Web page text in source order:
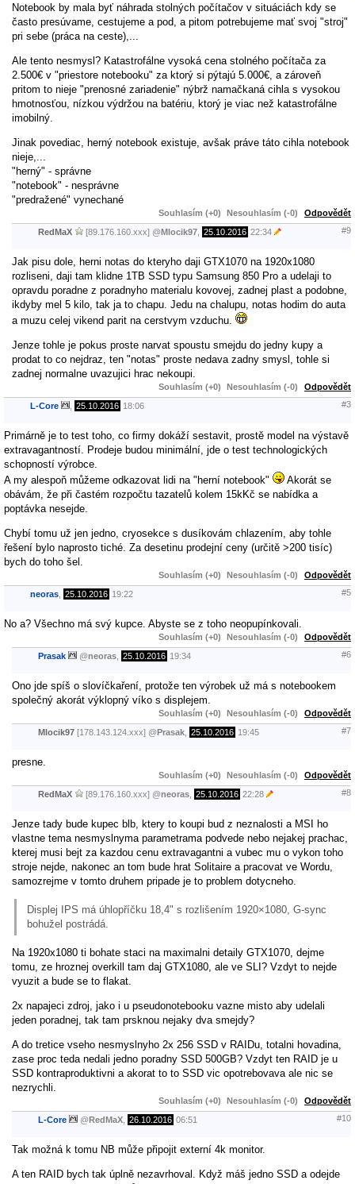
Notebook by mala byť náhrada stolných počítačov v situáciách kdy se
často presúvame, cestujeme a pod, a pitom potrebujeme mať svoj "stroj"
pri sebe (práca na ceste),...
Ale tento nesmysl? Katastrofálne vysoká cena stolného počítača za
2.500€ v "priestore notebooku" za ktorý si pýtajú 5.000€, a zároveň
pritom to nieje "prenosné zariadenie" nýbrž namačkaná cihla s vysokou
hmotnosťou, nízkou výdržou na batériu, ktorý je viac než katastrofálne
imobilný.
Jinak povediac, herný notebook existuje, avšak práve táto cihla notebook
nieje,...
"herný" - správne
"notebook" - nesprávne
"predražené" vynechané
Souhlasím (+0) Nesouhlasím (-0) Odpovědět
RedMaX [89.176.160.xxx] @Mlocik97 25.10.2016 22:34 #9
Jak pisu dole, herni notas do kteryho daji GTX1070 na 1920x1080
rozliseni, daji tam klidne 1TB SSD typu Samsung 850 Pro a udelaji to
opravdu poradne z poradnyho materialu kovovej, zadnej plast a podobne,
ikdyby mel 5 kilo, tak ja to chapu. Jedu na chalupu, notas hodim do auta
a muzu celej vikend parit na cerstvym vzduchu.
Jenze tohle je pokus proste narvat spoustu smejdu do jedny kupy a
prodat to co nejdraz, ten "notas" proste nedava zadny smysl, tohle si
zadnej normalne uvazujici hrac nekoupi.
Souhlasím (+0) Nesouhlasím (-0) Odpovědět
L-Core 25.10.2016 18:06 #3
Primárně je to test toho, co firmy dokáží sestavit, prostě model na výstavě
extravagantností. Prodeje budou minimální, jde o test technologických
schopností výrobce.
A my alespoň můžeme odkazovat lidi na "herní notebook"
Akorát se
obávám, že při častém rozpočtu tazatelů kolem 15kKč se nabídka a
poptávka nesejde.
Chybí tomu už jen jedno, cryosekce s dusíkovám chlazením, aby tohle
řešení bylo naprosto tiché. Za desetinu prodejní ceny (určitě >200 tisíc)
bych do toho šel.
Souhlasím (+0) Nesouhlasím (-0) Odpovědět
neoras 25.10.2016 19:22 #5
No a? Všechno má svý kupce. Abyste se z toho neopupínkovali.
Souhlasím (+0) Nesouhlasím (-0) Odpovědět
Prasak @neoras 25.10.2016 19:34 #6
Ono jde spíš o slovíčkaření, protože ten výrobek už má s notebookem
společný akorát výklopný víko s displejem.
Souhlasím (+0) Nesouhlasím (-0) Odpovědět
Mlocik97 [178.143.124.xxx] @Prasak 25.10.2016 19:45 #7
presne.
Souhlasím (+0) Nesouhlasím (-0) Odpovědět
RedMaX [89.176.160.xxx] @neoras 25.10.2016 22:28 #8
Jenze tady bude kupec blb, ktery to koupi bud z neznalosti a MSI ho
vlastne tema nesmyslnyma parametrama podvede nebo nejakej prachac,
kterej musi bejt za kazdou cenu extravagantni a vubec mu o vykon toho
stroje nejde, nakonec an tom bude hrat Solitaire a pracovat ve Wordu,
samozrejme v tomto druhem pripade je to problem dotycneho.
Displej IPS má úhlopříčku 18,4" s rozlišením 1920×1080, G-sync
bohužel postrádá.
Na 1920x1080 ti bohate staci na maximalni detaily GTX1070, dejme
tomu, ze hroznej overkill tam daj GTX1080, ale ve SLI? Vzdyt to nejde
vyuzit a bude se to flakat.
2x napajeci zdroj, jako i u pseudonotebooku vazne misto aby udelali
jeden poradnej, tak tam prsknou nejaky dva smejdy?
A do tretice vseho nesmyslnyho 2x 256 SSD v RAIDu, totalni hovadina,
zase proc teda nedali jedno poradny SSD 500GB? Vzdyt ten RAID je u
SSD kontraproduktivni a akorat to to SSD vic opotrebovava ale nic se
nezrychli.
Souhlasím (+0) Nesouhlasím (-0) Odpovědět
L-Core @RedMaX 26.10.2016 06:51 #10
Tak možná k tomu NB může připojit externí 4k monitor.
A ten RAID bych tak úplně nezavrhoval. Když máš jedno SSD a odejde